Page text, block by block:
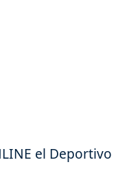
el Deportivo